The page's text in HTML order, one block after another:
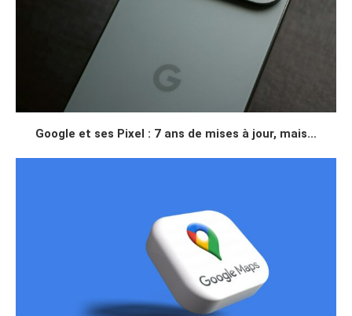
Google et ses Pixel : 7 ans de mises à jour, mais...